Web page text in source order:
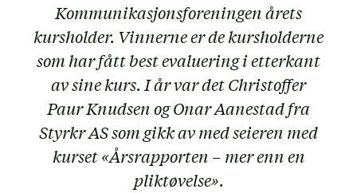
Kommunikasjonsforeningen årets
kursholder. Vinnerne er de kursholderne
som har fått best evaluering i etterkant
av sine kurs. I år var det Christoffer
Paur Knudsen og Onar Aanestad fra
Styrkr AS som gikk av med seieren med
kurset «Årsrapporten – mer enn en
pliktøvelse».